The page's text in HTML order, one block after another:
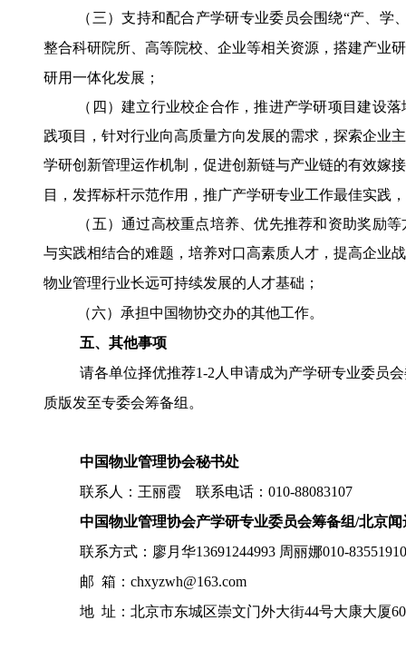
（三）支持和配合产学研专业委员会围绕“产、学
整合科研院所、高等院校、企业等相关资源，搭建产业
研用一体化发展；
（四）建立行业校企合作，推进产学研项目建设
践项目，针对行业向高质量方向发展的需求，探索企业
学研创新管理运作机制，促进创新链与产业链的有效嫁
目，发挥标杆示范作用，推广产学研专业工作最佳实践
（五）通过高校重点培养、优先推荐和资助奖励
与实践相结合的难题，培养对口高素质人才，提高企业
物业管理行业长远可持续发展的人才基础；
（六）承担中国物协交办的其他工作。
五、其他事项
请各单位择优推荐1-2人申请成为产学研专业委员
质版发至专委会筹备组。
中国物业管理协会秘书处
联系人：王丽霞
联系电话： 010-88083107
中国物业管理协会产学研专业委员会筹备组/北京
联系方式：廖月华13691244993 周丽娜010-83551910
邮 箱： chxyzwh@163.com
地 址：北京市东城区崇文门外大街44号大康大厦